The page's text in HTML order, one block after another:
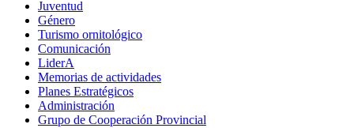
Juventud
Género
Turismo ornitológico
Comunicación
LiderA
Memorias de actividades
Planes Estratégicos
Administración
Grupo de Cooperación Provincial